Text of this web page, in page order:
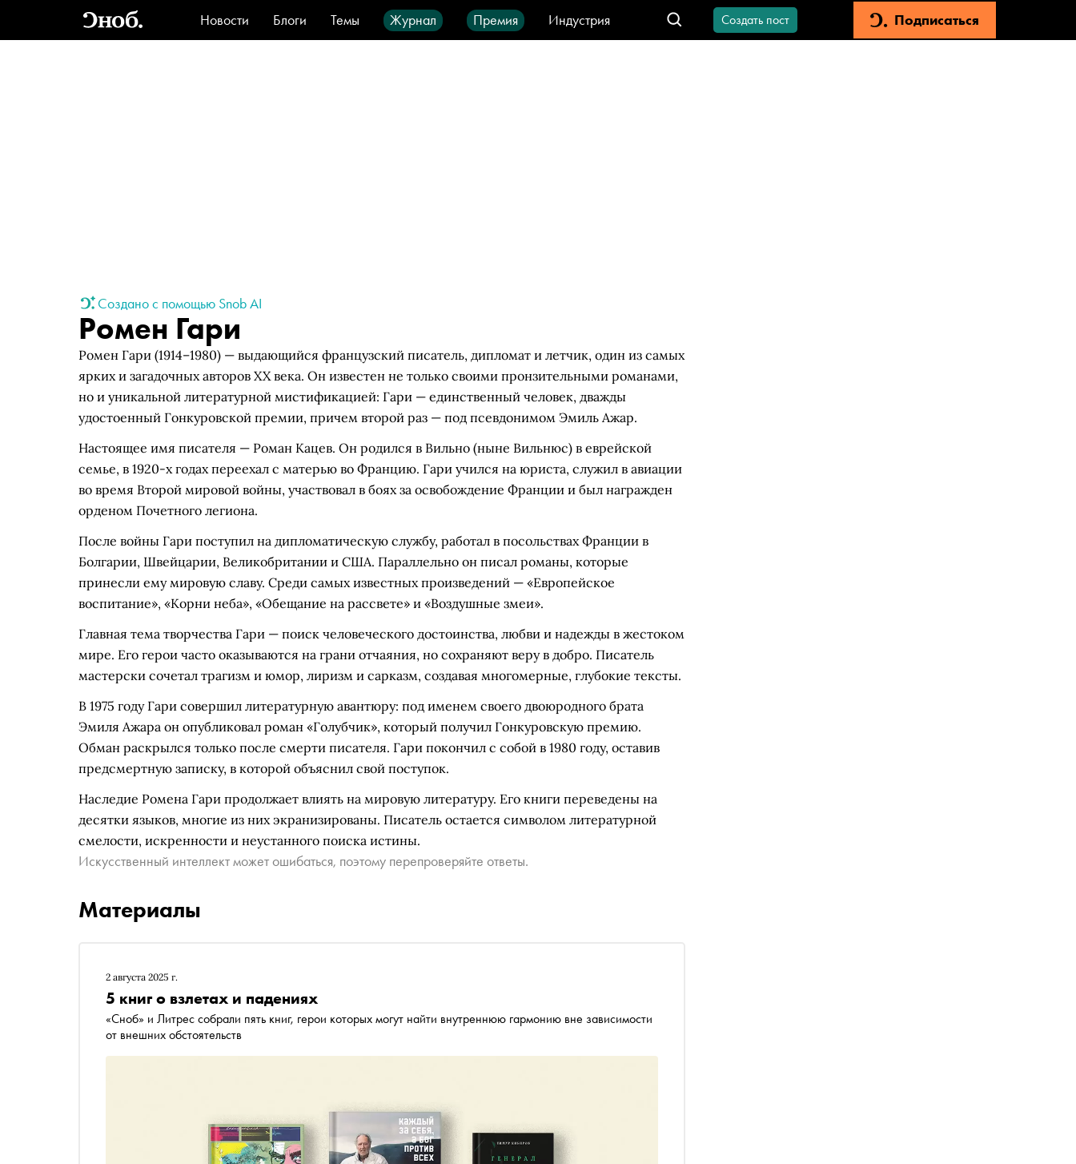
Новости Блоги Темы Журнал Премия
Индустрия
Стиль
Видео Город IT-продукты
Создать пост Подписаться
Создано с помощью Snob AI
Ромен Гари
Ромен Гари (1914–1980) — выдающийся французский писатель, дипломат и летчик, один из самых
ярких и загадочных авторов XX века. Он известен не только своими пронзительными романами,
но и уникальной литературной мистификацией: Гари — единственный человек, дважды
удостоенный Гонкуровской премии, причем второй раз — под псевдонимом Эмиль Ажар.
Настоящее имя писателя — Роман Кацев. Он родился в Вильно (ныне Вильнюс) в еврейской
семье, в 1920-х годах переехал с матерью во Францию. Гари учился на юриста, служил в авиации
во время Второй мировой войны, участвовал в боях за освобождение Франции и был награжден
орденом Почетного легиона.
После войны Гари поступил на дипломатическую службу, работал в посольствах Франции в
Болгарии, Швейцарии, Великобритании и США. Параллельно он писал романы, которые
принесли ему мировую славу. Среди самых известных произведений — «Европейское
воспитание», «Корни неба», «Обещание на рассвете» и «Воздушные змеи».
Главная тема творчества Гари — поиск человеческого достоинства, любви и надежды в жестоком
мире. Его герои часто оказываются на грани отчаяния, но сохраняют веру в добро. Писатель
мастерски сочетал трагизм и юмор, лиризм и сарказм, создавая многомерные, глубокие тексты.
В 1975 году Гари совершил литературную авантюру: под именем своего двоюродного брата
Эмиля Ажара он опубликовал роман «Голубчик», который получил Гонкуровскую премию.
Обман раскрылся только после смерти писателя. Гари покончил с собой в 1980 году, оставив
предсмертную записку, в которой объяснил свой поступок.
Наследие Ромена Гари продолжает влиять на мировую литературу. Его книги переведены на
десятки языков, многие из них экранизированы. Писатель остается символом литературной
смелости, искренности и неустанного поиска истины.
Искусственный интеллект может ошибаться, поэтому перепроверяйте ответы.
Материалы
2 августа 2025 г.
5 книг о взлетах и падениях
«Сноб» и Литрес собрали пять книг, герои которых могут найти внутреннюю гармонию вне зависимости
от внешних обстоятельств